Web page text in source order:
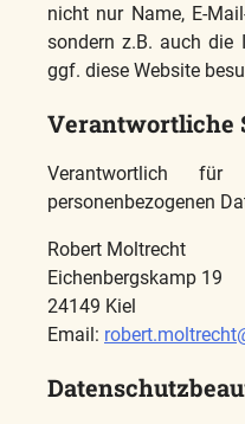
nicht nur Name, E-
sondern z.B. auch die
ggf. diese Website
Verantwortliche
Verantwortlich
personenbezogenen
Robert Moltrecht
Eichenbergskamp 19
24149 Kiel
Email: